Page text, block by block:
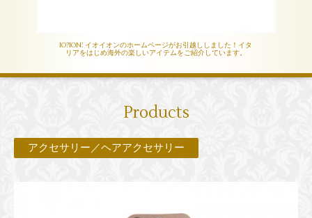
IO?ION! イオイオンのホームページがお引越ししました！イタ
リアをはじめ海外の楽しいアイテムをご紹介しています。
Products
アクセサリー／ヘアアクセサリー